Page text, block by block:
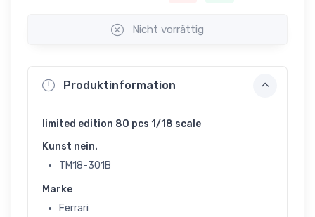
Nicht vorrättig
Produktinformation
limited edition 80 pcs 1/18 scale
Kunst nein.
TM18-301B
Marke
Ferrari